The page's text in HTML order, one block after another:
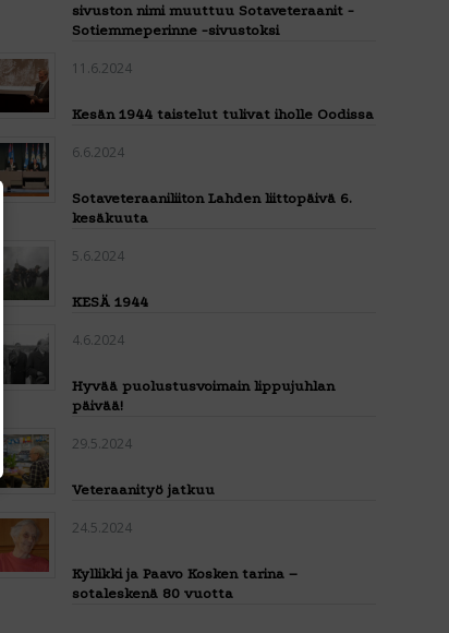
sivuston nimi muuttuu Sotaveteraanit -
Sotiemmeperinne -sivustoksi
11.6.2024
Kesän 1944 taistelut tulivat iholle Oodissa
6.6.2024
Sotaveteraaniliiton Lahden liittopäivä 6.
kesäkuuta
5.6.2024
KESÄ 1944
4.6.2024
Hyvää puolustusvoimain lippujuhlan
päivää!
29.5.2024
Veteraanityö jatkuu
24.5.2024
Kyllikki ja Paavo Kosken tarina –
sotaleskenä 80 vuotta